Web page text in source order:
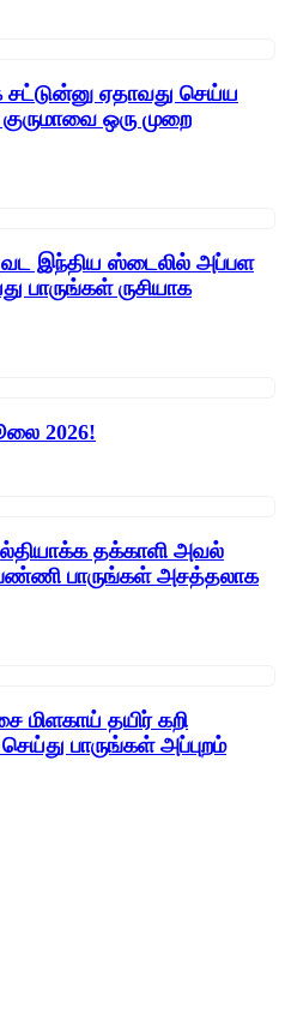
ஏதாவது செய்ய
ஒரு முறை
இந்திய ஸ்டைலில் அப்பள
பாருங்கள் ருசியாக
2026!
தக்காளி அவல்
பண்ணி பாருங்கள் அசத்தலாக
மிளகாய்‌ தயிர் கறி
பாருங்கள் அப்புறம்